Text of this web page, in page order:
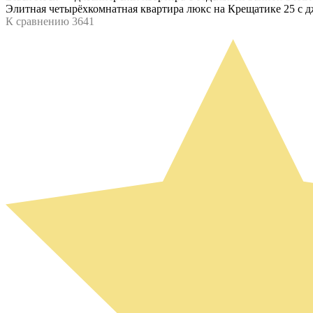
Элитная четырёхкомнатная квартира люкс на Крещатике 25 с
К сравнению 3641